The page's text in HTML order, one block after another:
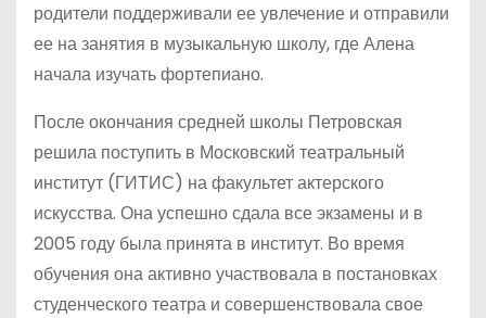
родители поддерживали ее увлечение и отправили
ее на занятия в музыкальную школу, где Алена
начала изучать фортепиано.
После окончания средней школы Петровская
решила поступить в Московский театральный
институт (ГИТИС) на факультет актерского
искусства. Она успешно сдала все экзамены и в
2005 году была принята в институт. Во время
обучения она активно участвовала в постановках
студенческого театра и совершенствовала свое